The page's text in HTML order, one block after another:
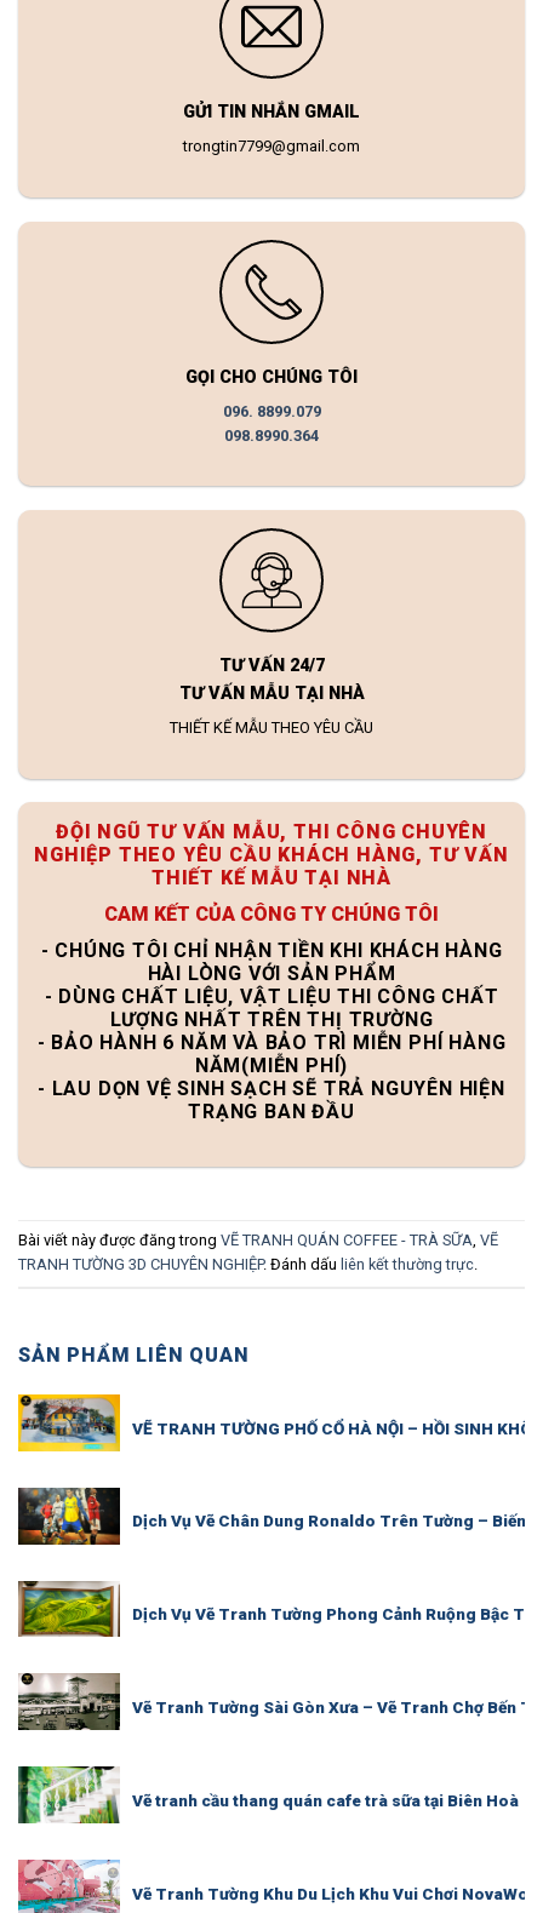
GỬI TIN NHẮN GMAIL
trongtin7799@gmail.com
GỌI CHO CHÚNG TÔI
096. 8899.079
098.8990.364
TƯ VẤN 24/7
TƯ VẤN MẪU TẠI NHÀ
THIẾT KẾ MẪU THEO YÊU CẦU
ĐỘI NGŨ TƯ VẤN MẪU, THI CÔNG CHUYÊN
NGHIỆP THEO YÊU CẦU KHÁCH HÀNG, TƯ VẤN
THIẾT KẾ MẪU TẠI NHÀ
CAM KẾT CỦA CÔNG TY CHÚNG TÔI
- CHÚNG TÔI CHỈ NHẬN TIỀN KHI KHÁCH HÀNG
HÀI LÒNG VỚI SẢN PHẨM
- DÙNG CHẤT LIỆU, VẬT LIỆU THI CÔNG CHẤT
LƯỢNG NHẤT TRÊN THỊ TRƯỜNG
- BẢO HÀNH 6 NĂM VÀ BẢO TRÌ MIỄN PHÍ HÀNG
NĂM(MIỄN PHÍ)
- LAU DỌN VỆ SINH SẠCH SẼ TRẢ NGUYÊN HIỆN
TRẠNG BAN ĐẦU
Bài viết này được đăng trong VẼ TRANH QUÁN COFFEE - TRÀ SỮA, VẼ
TRANH TƯỜNG 3D CHUYÊN NGHIỆP. Đánh dấu liên kết thường trực.
SẢN PHẨM LIÊN QUAN
VẼ TRANH TƯỜNG PHỐ CỔ HÀ NỘI – HỒI SINH
Dịch Vụ Vẽ Chân Dung Ronaldo Trên Tường – Biến
Dịch Vụ Vẽ Tranh Tường Phong Cảnh Ruộng Bậc
Vẽ Tranh Tường Sài Gòn Xưa – Vẽ Tranh Chợ Bến
Vẽ tranh cầu thang quán cafe trà sữa tại Biên Hoà
Vẽ Tranh Tường Khu Du Lịch Khu Vui Chơi